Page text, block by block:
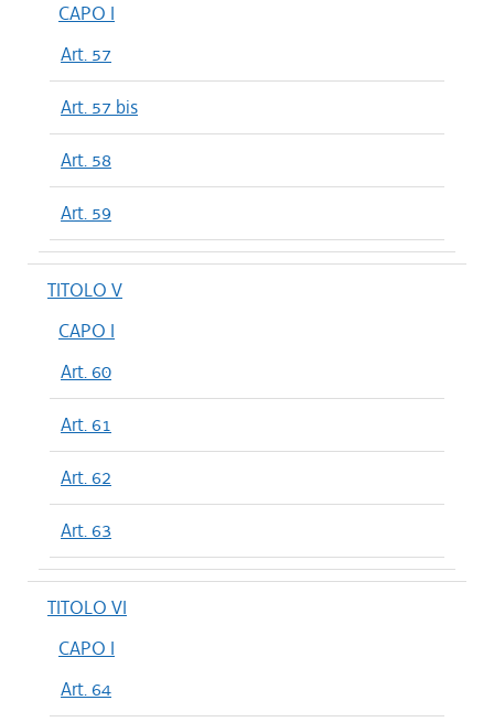
CAPO I
Art. 57
Art. 57 bis
Art. 58
Art. 59
TITOLO V
CAPO I
Art. 60
Art. 61
Art. 62
Art. 63
TITOLO VI
CAPO I
Art. 64